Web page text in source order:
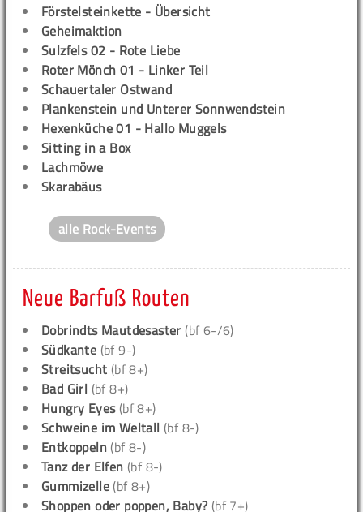
Förstelsteinkette - Übersicht
Geheimaktion
Sulzfels 02 - Rote Liebe
Roter Mönch 01 - Linker Teil
Schauertaler Ostwand
Plankenstein und Unterer Sonnwendstein
Hexenküche 01 - Hallo Muggels
Sitting in a Box
Lachmöwe
Skarabäus
alle Rock-Events
Neue Barfuß Routen
Dobrindts Mautdesaster (bf 6-/6)
Südkante (bf 9-)
Streitsucht (bf 8+)
Bad Girl (bf 8+)
Hungry Eyes(bf 8+)
Schweine im Weltall (bf 8-)
Entkoppeln (bf 8-)
Tanz der Elfen (bf 8-)
Gummizelle (bf 8+)
Shoppen oder poppen, Baby? (bf 7+)